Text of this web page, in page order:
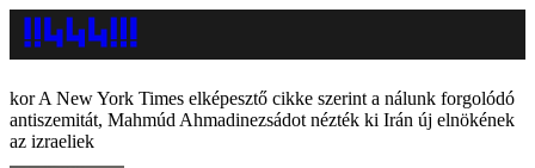
A New York Times elképesztő cikke szerint a nálunk forgolódó
antiszemitát, Mahmúd Ahmadinezsádot nézték ki Irán új elnökének
az izraeliek